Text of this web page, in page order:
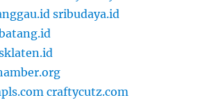
sribudaya.id
craftycutz.com